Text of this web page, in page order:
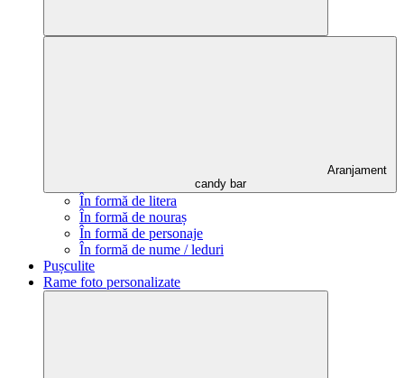
Aranjament
candy bar
În formă de litera
În formă de nouraș
În formă de personaje
În formă de nume / leduri
Pușculite
Rame foto personalizate